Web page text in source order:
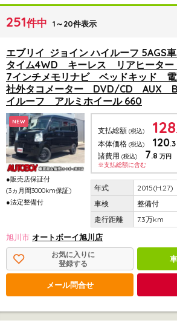
251件中 1～20件表示
エブリイ ジョイン ハイルーフ 5AGS
タイム4WD キーレス リアヒータ
7インチメモリナビ ベッドキッド
社外タコメーター DVD/CD
イルーフ アルミホイール 660
NEW
●販売店保証付
(3ヵ月間3000km保証)
●法定整備付
支払総額 (税込) 128
本体価格 (税込) 120.3
諸費用 (税込) 7.8 万円
※支払総額に含む
2015(H.27)
整備付
7.3万km
旭川市 オートボーイ旭川店
お気に入りに
登録する
メール問合せ